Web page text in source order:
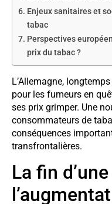
Enjeux sanitaires et
tabac
Perspectives
prix du tabac ?
L’Allemagne,
pour les fumeurs en
ses prix grimper. Une
consommateurs de
conséquences
transfrontalières.
La fin